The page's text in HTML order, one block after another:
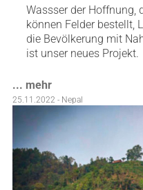
Wassser der Hoffnung,
können Felder bestellt,
die Bevölkerung mit
ist unser neues Projekt.
... mehr
25.11.2022 - Nepal